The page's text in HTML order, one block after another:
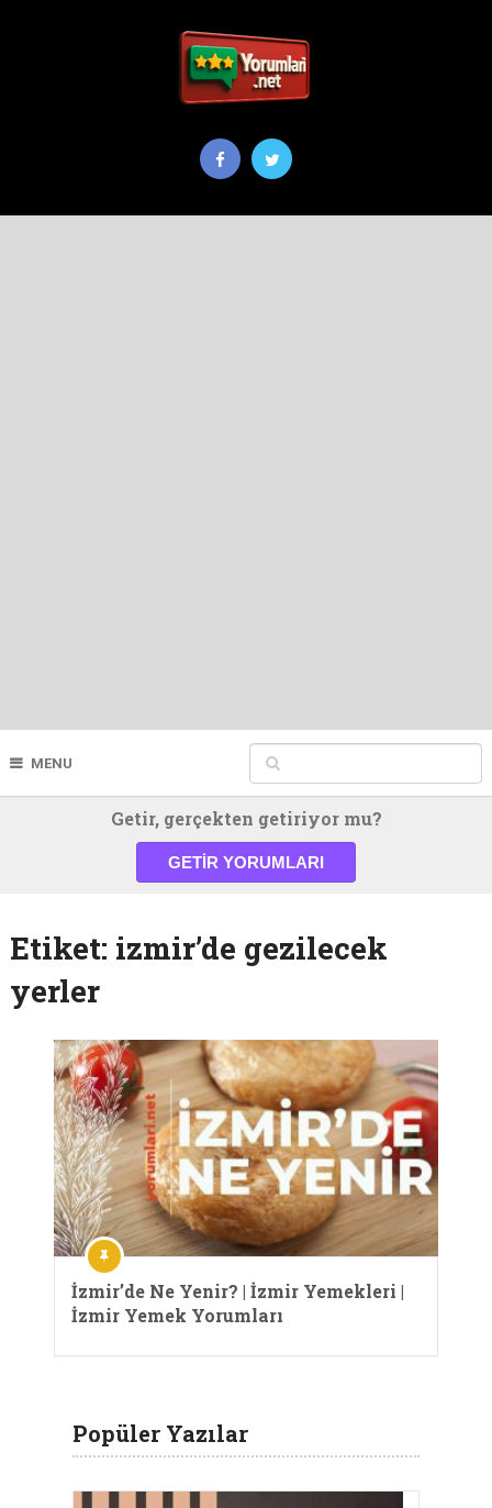
MENU
Getir, gerçekten getiriyor mu?
GETIR YORUMLARI
Etiket: izmir’de gezilecek
yerler
İzmir’de Ne Yenir? | İzmir Yemekleri |
İzmir Yemek Yorumları
Popüler Yazılar